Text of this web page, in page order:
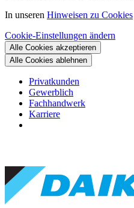
In unseren Hinweisen zu Cookies
Cookie-Einstellungen ändern
Alle Cookies akzeptieren
Alle Cookies ablehnen
Privatkunden
Gewerblich
Fachhandwerk
Karriere